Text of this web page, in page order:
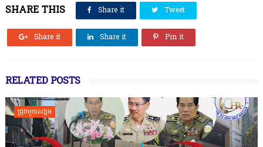
SHARE THIS Share it Tweet
Share it Share it Pin it
RELATED POSTS
ជ្រុងមួយសង្គម